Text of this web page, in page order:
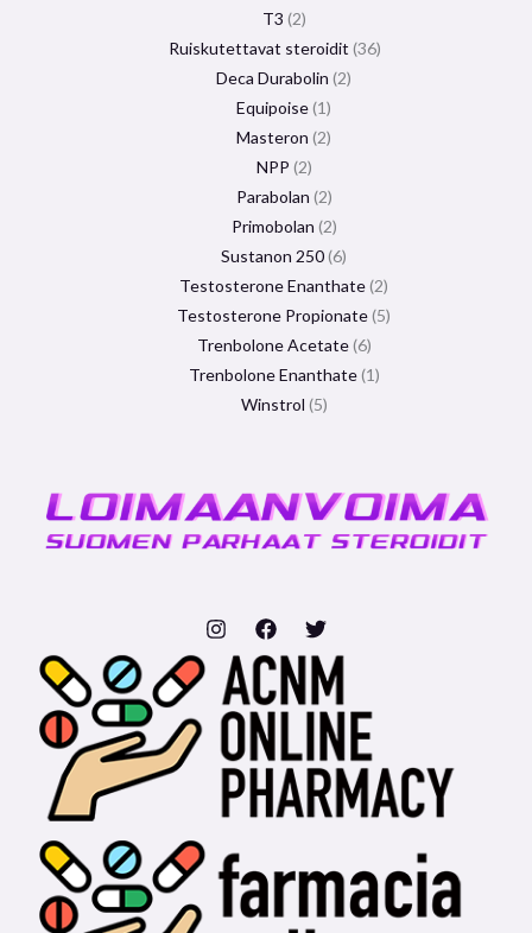
T3 2
Ruiskutettavat steroidit 36
Deca Durabolin 2
Equipoise 1
Masteron 2
NPP 2
Parabolan 2
Primobolan 2
Sustanon 250 6
Testosterone Enanthate 2
Testosterone Propionate 5
Trenbolone Acetate 6
Trenbolone Enanthate 1
Winstrol 5